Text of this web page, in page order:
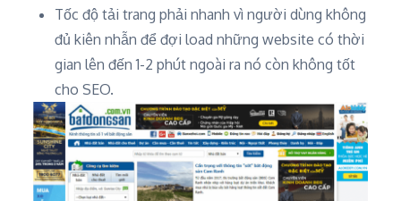
Tốc độ tải trang phải nhanh vì người dùng không
đủ kiên nhẫn để đợi load những website có thời
gian lên đến 1-2 phút ngoài ra nó còn không tốt
cho SEO.